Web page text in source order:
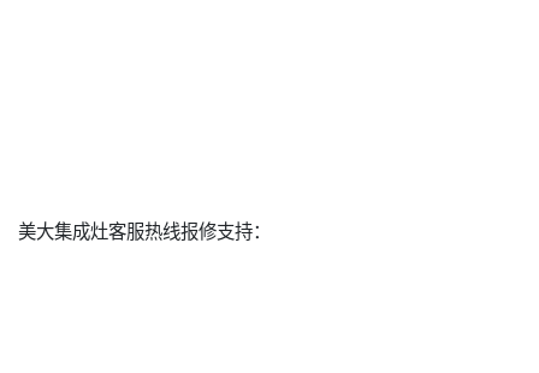
美大集成灶客服热线报修支持：